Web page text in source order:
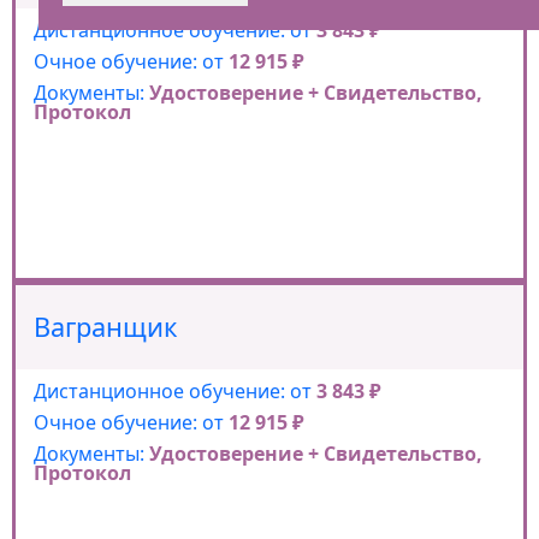
Дистанционное обучение: от3 843 ₽
Очное обучение: от 12 915 ₽
Документы: Удостоверение + Свидетельство,
Протокол
Вагранщик
Дистанционное обучение: от3 843 ₽
Очное обучение: от 12 915 ₽
Документы: Удостоверение + Свидетельство,
Протокол